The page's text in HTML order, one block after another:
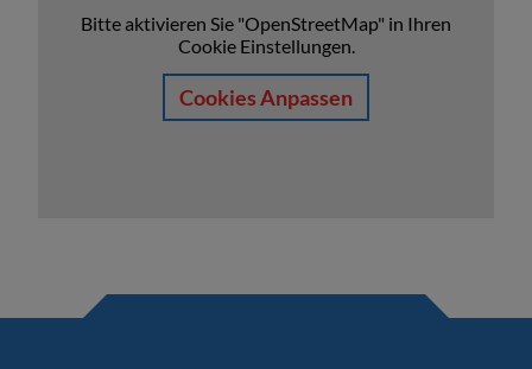
Bitte aktivieren Sie "OpenStreetMap" in Ihren
Cookie Einstellungen.
Cookies Anpassen